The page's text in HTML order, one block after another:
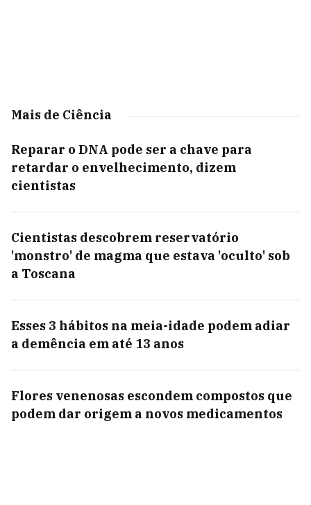
Mais de Ciência
Reparar o DNA pode ser a chave para
retardar o envelhecimento, dizem
cientistas
Cientistas descobrem reservatório
'monstro' de magma que estava 'oculto' sob
a Toscana
Esses 3 hábitos na meia-idade podem adiar
a demência em até 13 anos
Flores venenosas escondem compostos que
podem dar origem a novos medicamentos